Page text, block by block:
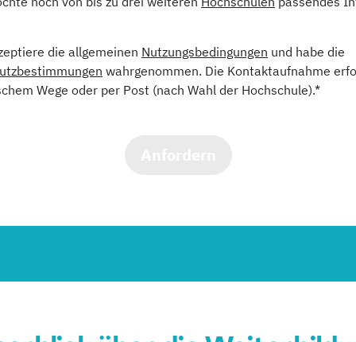
die allgemeinen Nutzungsbedingungen und habe die
wahrgenommen. Die Kontaktaufnahme
Wege oder per Post (nach Wahl der Hochschule).*